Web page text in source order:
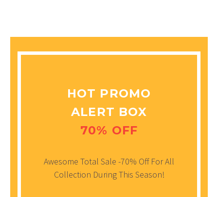
HOT PROMO
ALERT BOX
70% OFF
Awesome Total Sale -70% Off For All
Collection During This Season!